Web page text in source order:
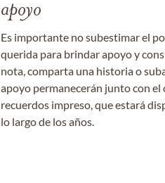
apoyo
Es importante no subestimar el
querida para brindar apoyo y
nota, comparta una historia o
apoyo permanecerán junto con
recuerdos impreso, que estará
lo largo de los años.